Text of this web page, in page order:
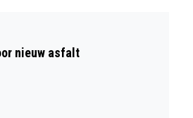
VOOR WEDSTRIJD
nieuw asfalt